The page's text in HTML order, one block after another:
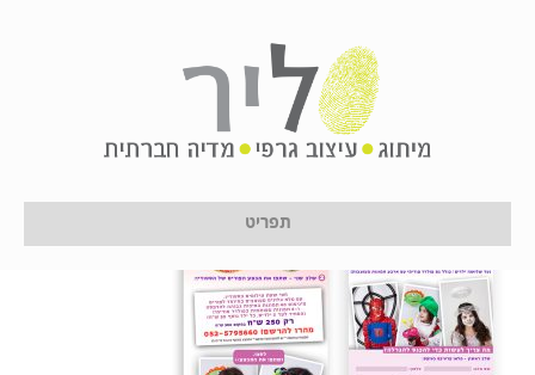
תפריט
hag-orli
11 בינואר 2017